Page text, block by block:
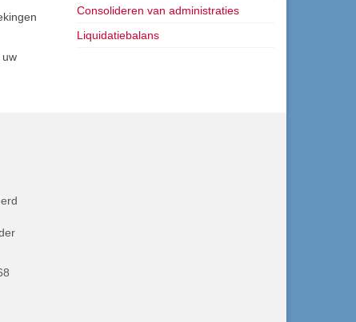
uw
Consolideren van administraties
Liquidatiebalans